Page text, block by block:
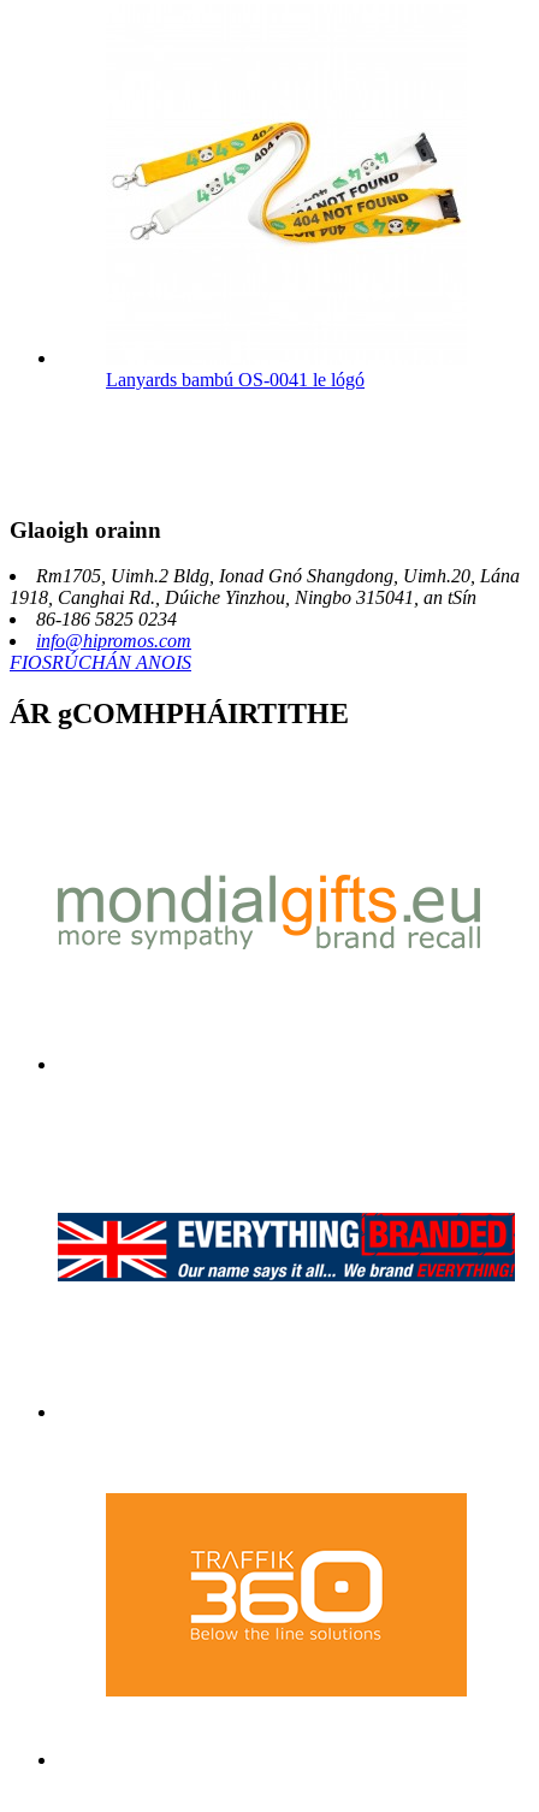
Lanyards bambú OS-0041 le lógó
Glaoigh orainn
Rm1705, Uimh.2 Bldg, Ionad Gnó Shangdong, Uimh.20, Lána
1918, Canghai Rd., Dúiche Yinzhou, Ningbo 315041, an tSín
86-186 5825 0234
info@hipromos.com
FIOSRÚCHÁN ANOIS
ÁR gCOMHPHÁIRTITHE